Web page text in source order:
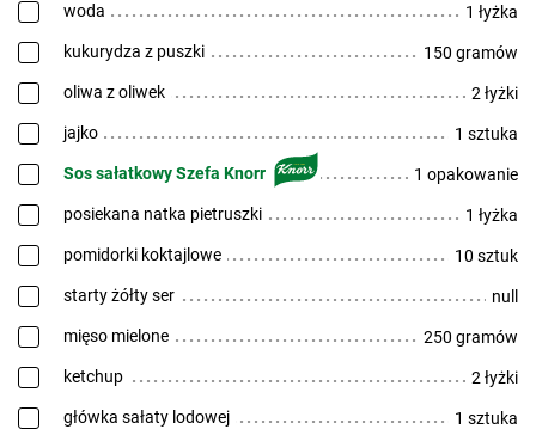
woda 1 łyżka
kukurydza z puszki 150 gramów
oliwa z oliwek 2 łyżki
jajko 1 sztuka
Sos sałatkowy Szefa Knorr 1 opakowanie
posiekana natka pietruszki 1 łyżka
pomidorki koktajlowe 10 sztuk
starty żółty ser null
mięso mielone 250 gramów
ketchup 2 łyżki
główka sałaty lodowej 1 sztuka